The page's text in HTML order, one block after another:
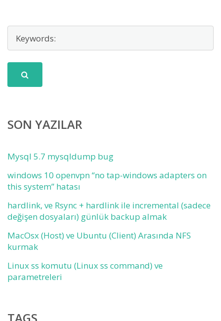
SON YAZILAR
Mysql 5.7 mysqldump bug
windows 10 openvpn “no tap-windows adapters on
this system” hatası
hardlink, ve Rsync + hardlink ile incremental (sadece
değişen dosyaları) günlük backup almak
MacOsx (Host) ve Ubuntu (Client) Arasında NFS
kurmak
Linux ss komutu (Linux ss command) ve
parametreleri